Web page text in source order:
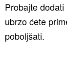
Probajte
ubrzo ćete
poboljšati.